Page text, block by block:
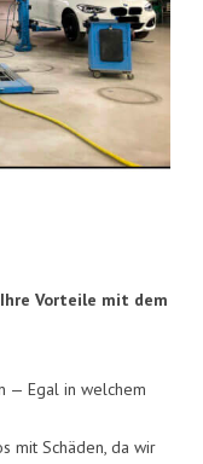
Ihre Vor­tei­le mit dem
— Egal in wel­chem
mit Schä­den, da wir